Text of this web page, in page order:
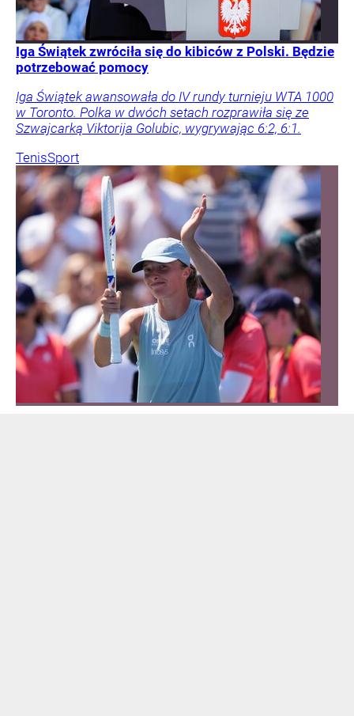
Iga Świątek zwróciła się do kibiców z Polski. Będzie
potrzebować pomocy
Iga Świątek awansowała do IV rundy turnieju WTA 1000
w Toronto. Polka w dwóch setach rozprawiła się ze
Szwajcarką Viktorija Golubic, wygrywając 6:2, 6:1.
TenisSport